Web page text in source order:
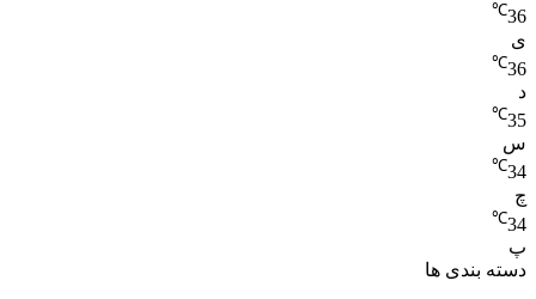
36
℃
ی
36
℃
د
35
℃
س
34
℃
چ
34
℃
پ
دسته بندی ها